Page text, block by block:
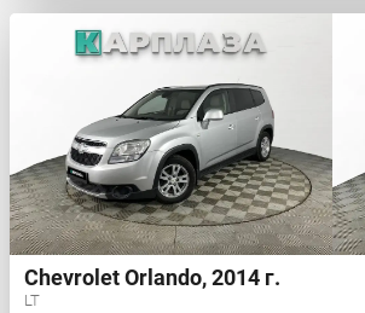
Chevrolet Orlando, 2014 г.
LT